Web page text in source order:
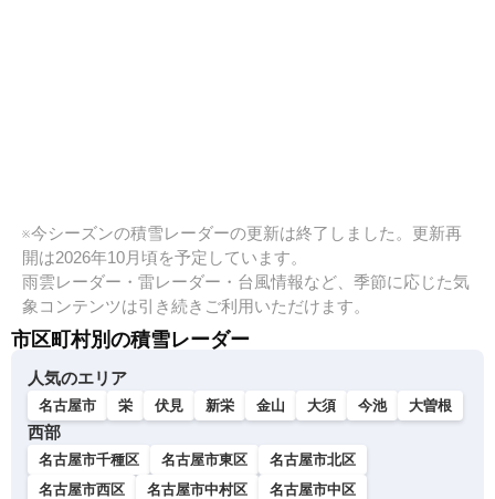
※今シーズンの積雪レーダーの更新は終了しました。更新再
開は2026年10月頃を予定しています。
雨雲レーダー・雷レーダー・台風情報など、季節に応じた気
象コンテンツは引き続きご利用いただけます。
市区町村別の積雪レーダー
人気のエリア
名古屋市 栄 伏見 新栄 金山 大須 今池 大曽根
西部
名古屋市千種区 名古屋市東区
名古屋市北区
名古屋市西区
名古屋市中村区
名古屋市中区